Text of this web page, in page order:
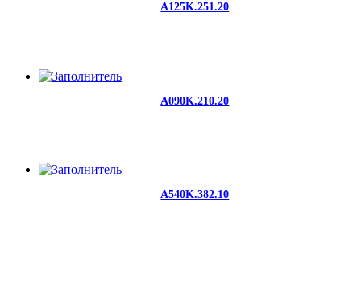
A125K.251.20
A090K.210.20
A540K.382.10